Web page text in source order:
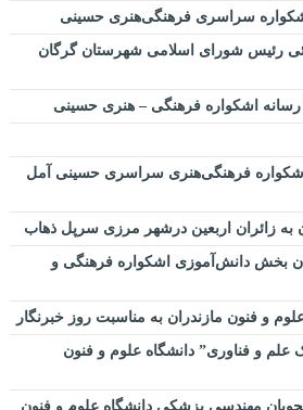
شاخص و جریان‌ساز فرهنگی است
نهمین اشکواره فرهنگی‌هنری حسینی
میزبان برگزاری آزمون سراسری
سراسری فرهنگی‌هنری حسینی
رئیس شورای اسلامی شهرستان گرگان
رسانه اشکواره فرهنگی‌ – هنری حسینی
فرهنگی‌هنری سراسری حسینی آمل
به زائران اربعین درشهر مرزی سرپل ذهاب
بخش دانش‌آموزی اشکواره فرهنگی و
و فنون مازندران به مناسبت روز خبرنگار
علم و فناوری” دانشگاه علوم و فنون
مهندسی پزشکی دانشگاه علوم و فنون